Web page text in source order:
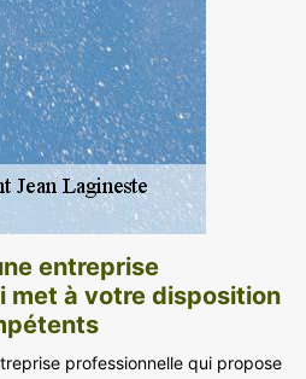
entreprise
met à votre disposition
professionnelle qui propose